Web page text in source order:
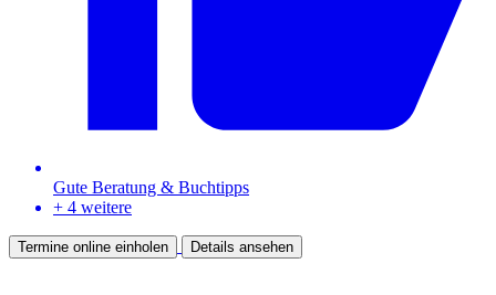
Gute Beratung & Buchtipps
+ 4 weitere
Termine online einholen Details ansehen